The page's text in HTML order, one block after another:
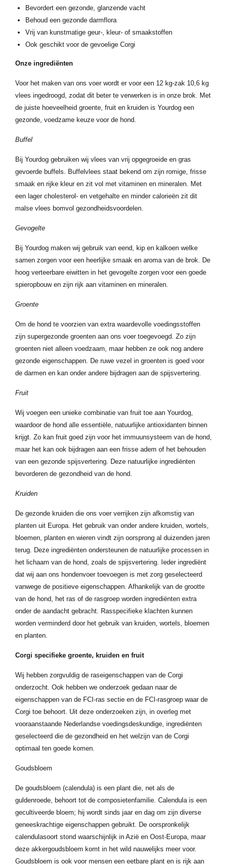
Bevordert een gezonde, glanzende vacht
Behoud een gezonde darmflora
Vrij van kunstmatige geur-, kleur- of smaakstoffen
Ook geschikt voor de gevoelige Corgi
Onze ingrediënten
Voor het maken van ons voer wordt er voor een 12 kg-zak 10,6 kg
vlees ingedroogd, zodat dit beter te verwerken is in onze brok. Met
de juiste hoeveelheid groente, fruit en kruiden is Yourdog een
gezonde, voedzame keuze voor de hond.
Buffel
Bij Yourdog gebruiken wij vlees van vrij opgegroeide en gras
gevoerde buffels. Buffelvlees staat bekend om zijn romige, frisse
smaak en rijke kleur en zit vol met vitaminen en mineralen. Met
een lager cholesterol- en vetgehalte en minder calorieën zit dit
malse vlees bomvol gezondheidsvoordelen.
Gevogelte
Bij Yourdog maken wij gebruik van eend, kip en kalkoen welke
samen zorgen voor een heerlijke smaak en aroma van de brok. De
hoog verteerbare eiwitten in het gevogelte zorgen voor een goede
spieropbouw en zijn rijk aan vitaminen en mineralen.
Groente
Om de hond te voorzien van extra waardevolle voedingsstoffen
zijn supergezonde groenten aan ons voer toegevoegd. Zo zijn
groenten niet alleen voedzaam, maar hebben ze ook nog andere
gezonde eigenschappen. De ruwe vezel in groenten is goed voor
de darmen en kan onder andere bijdragen aan de spijsvertering.
Fruit
Wij voegen een unieke combinatie van fruit toe aan Yourdog,
waardoor de hond alle essentiële, natuurlijke antioxidanten binnen
krijgt. Zo kan fruit goed zijn voor het immuunsysteem van de hond,
maar het kan ook bijdragen aan een frisse adem of het behouden
van een gezonde spijsvertering. Deze natuurlijke ingrediënten
bevorderen de gezondheid van de hond.
Kruiden
De gezonde kruiden die ons voer verrijken zijn afkomstig van
planten uit Europa. Het gebruik van onder andere kruiden, wortels,
bloemen, planten en wieren vindt zijn oorsprong al duizenden jaren
terug. Deze ingrediënten ondersteunen de natuurlijke processen in
het lichaam van de hond, zoals de spijsvertering. Ieder ingrediënt
dat wij aan ons hondenvoer toevoegen is met zorg geselecteerd
vanwege de positieve eigenschappen. Afhankelijk van de grootte
van de hond, het ras of de rasgroep worden ingrediënten extra
onder de aandacht gebracht. Rasspecifieke klachten kunnen
worden verminderd door het gebruik van kruiden, wortels, bloemen
en planten.
Corgi specifieke groente, kruiden en fruit
Wij hebben zorgvuldig de raseigenschappen van de Corgi
onderzocht. Ook hebben we onderzoek gedaan naar de
eigenschappen van de FCI-ras sectie en de FCI-rasgroep waar de
Corgi toe behoort. Uit deze onderzoeken zijn, in overleg met
vooraanstaande Nederlandse voedingsdeskundige, ingrediënten
geselecteerd die de gezondheid en het welzijn van de Corgi
optimaal ten goede komen.
Goudsbloem
De goudsbloem (calendula) is een plant die, net als de
guldenroede, behoort tot de composietenfamilie. Calendula is een
gecultiveerde bloem; hij wordt sinds jaar en dag om zijn diverse
geneeskrachtige eigenschappen gebruikt. De oorspronkelijk
calendulasoort stond waarschijnlijk in Azië en Oost-Europa, maar
deze akkergoudsbloem komt in het wild nauwelijks meer voor.
Goudsbloem is ook voor mensen een eetbare plant en is rijk aan